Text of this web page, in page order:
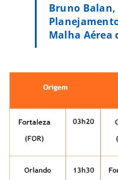
Bruno Balan,
Malha Aérea